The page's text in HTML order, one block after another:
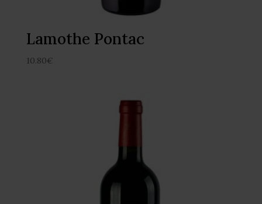
Lamothe Pontac
10.80€